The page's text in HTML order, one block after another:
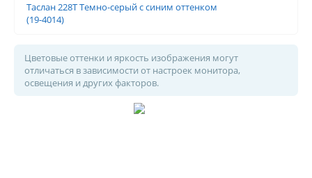
Таслан 228Т Темно-серый с синим оттенком
(19-4014)
Цветовые оттенки и яркость изображения могут
отличаться в зависимости от настроек монитора,
освещения и других факторов.